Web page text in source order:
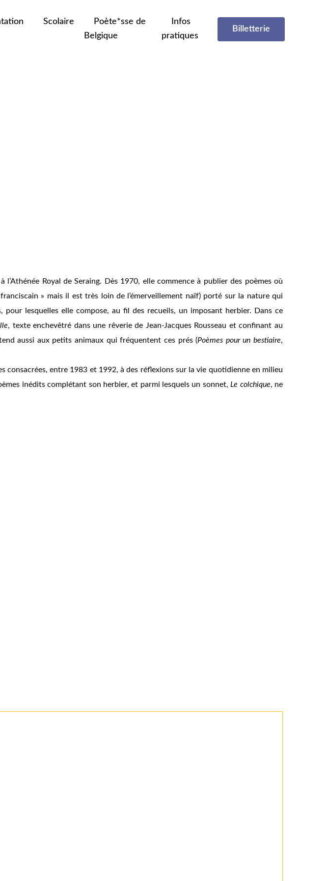
Scolaire
Poète*sse de
Belgique
Infos
pratiques
Billetterie
Royal de Seraing. Dès 1970, elle commence à publier des poèmes où
franciscain » mais il est très loin de l’émerveillement naïf) porté sur la nature qui
pour lesquelles elle compose, au fil des recueils, un imposant herbier. Dans ce
, texte enchevêtré dans une rêverie de Jean-Jacques Rousseau et confinant au
aussi aux petits animaux qui fréquentent ces prés (Poèmes pour un bestiaire,
entre 1983 et 1992, à des réflexions sur la vie quotidienne en milieu
inédits complétant son herbier, et parmi lesquels un sonnet, Le colchique, ne